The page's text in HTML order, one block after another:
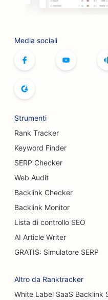
SEO per le piste da
SEO per i caffè di
SEO per i servizi di
SEO per i ristoranti a
SEO per chirurghi
SEO per i caffè
SEO per pasticcerie
Media sociali
Strumenti
Rank Tracker
Keyword Finder
SERP Checker
Web Audit
Backlink Checker
Backlink Monitor
Lista di controllo SEO
AI Article Writer
GRATIS: Simulatore SERP
Altro da Ranktracker
White Label SaaS Backlink